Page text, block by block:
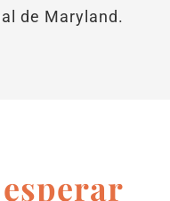
de Maryland.